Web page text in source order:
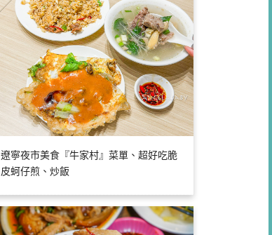
遼寧夜市美食『牛家村』菜單、超好吃脆
皮蚵仔煎、炒飯